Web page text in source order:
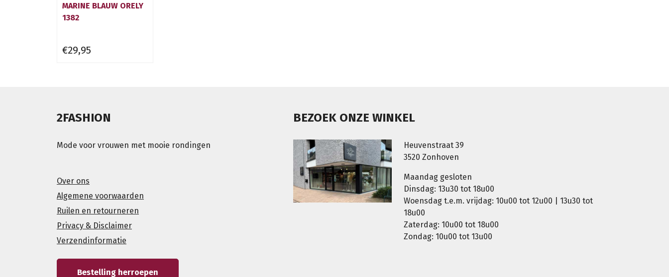
MARINE BLAUW ORELY
1382
€29,95
2FASHION
Mode voor vrouwen met mooie rondingen
Over ons
Algemene voorwaarden
Ruilen en retourneren
Privacy & Disclaimer
Verzendinformatie
Bestelling herroepen
BEZOEK ONZE WINKEL
Heuvenstraat 39
3520 Zonhoven
Maandag gesloten
Dinsdag: 13u30 tot 18u00
Woensdag t.e.m. vrijdag: 10u00 tot 12u00 | 13u30 tot
18u00
Zaterdag: 10u00 tot 18u00
Zondag: 10u00 tot 13u00